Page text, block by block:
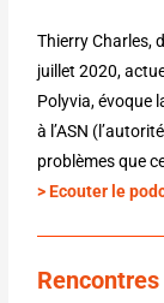
Thierry Charles,
juillet 2020,
Polyvia, évoque
à l’ASN
problèmes que
> Ecouter le